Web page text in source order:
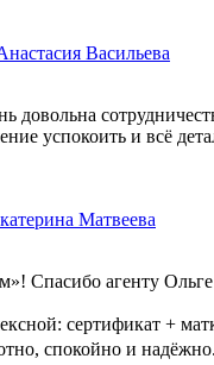
Васильева
довольна
успокоить и всё
Матвеева
агенту Ольге
сертификат +
спокойно и